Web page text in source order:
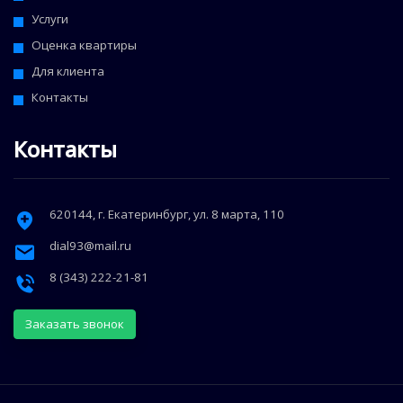
Услуги
Оценка квартиры
Для клиента
Контакты
Контакты
620144, г. Екатеринбург,ул. 8 марта, 110
dial93@mail.ru
8 (343) 222-21-81
Заказать звонок